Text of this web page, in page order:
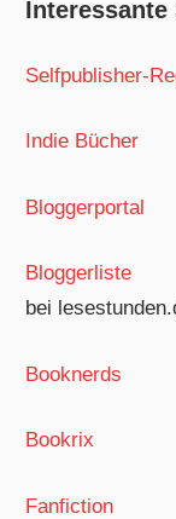
Selfpublisher-
Indie Bücher
Bloggerportal
Bloggerliste
bei
Booknerds
Bookrix
Fanfiction